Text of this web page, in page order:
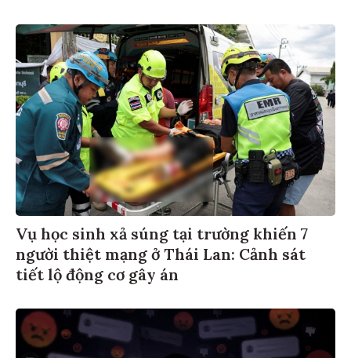
Vụ học sinh xả súng tại trường khiến 7
người thiệt mạng ở Thái Lan: Cảnh sát
tiết lộ động cơ gây án